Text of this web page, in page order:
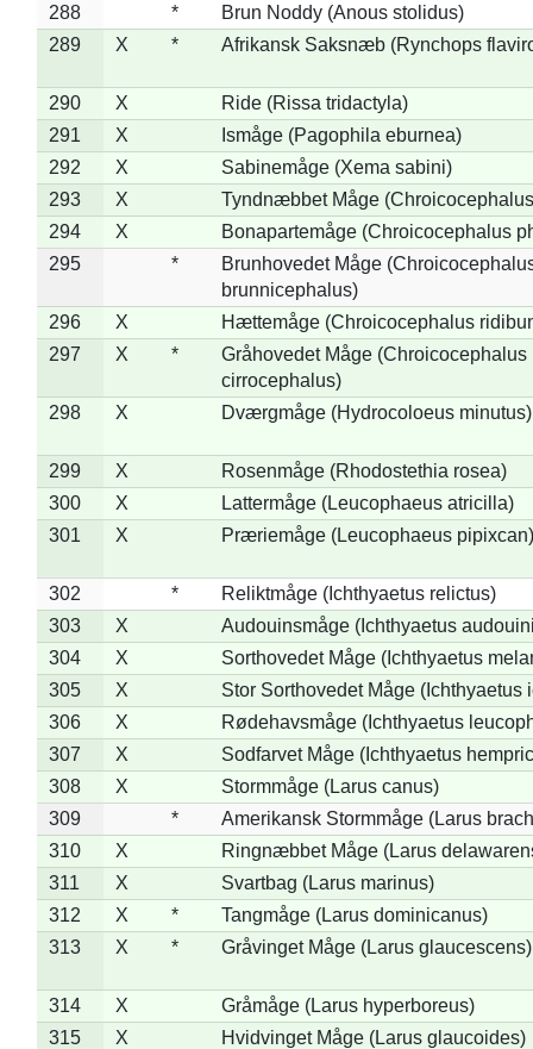
288
*
Brun Noddy (Anous stolidus)
289
X * Afrikansk Saksnæb (Rynchops
290 X
Ride (Rissa tridactyla)
291
X
Ismåge (Pagophila eburnea)
292
X
Sabinemåge (Xema sabini)
293
X
Tyndnæbbet Måge
294
X
Bonapartemåge (Chroicocephalus
295
*
Brunhovedet Måge
brunnicephalus)
296
X
Hættemåge (Chroicocephalus
297
X *
Gråhovedet Måge (Chroicocephalus
cirrocephalus)
298
X Dværgmåge (Hydrocoloeus minutus)
299 X
Rosenmåge (Rhodostethia rosea)
300
X
Lattermåge (Leucophaeus atricilla)
301
X Præriemåge (Leucophaeus pipixcan)
302 *
Reliktmåge (Ichthyaetus relictus)
303
X
Audouinsmåge (Ichthyaetus
304
X
Sorthovedet Måge (Ichthyaetus
305
X
Stor Sorthovedet Måge (Ichthyaetus
306
X
Rødehavsmåge (Ichthyaetus
307
X
Sodfarvet Måge (Ichthyaetus
308
X
Stormmåge (Larus canus)
309
*
Amerikansk Stormmåge (Larus
310
X
Ringnæbbet Måge (Larus
311
X
Svartbag (Larus marinus)
312
X *
Tangmåge (Larus dominicanus)
313
X * Gråvinget Måge (Larus glaucescens)
314 X
Gråmåge (Larus hyperboreus)
315
X Hvidvinget Måge (Larus glaucoides)